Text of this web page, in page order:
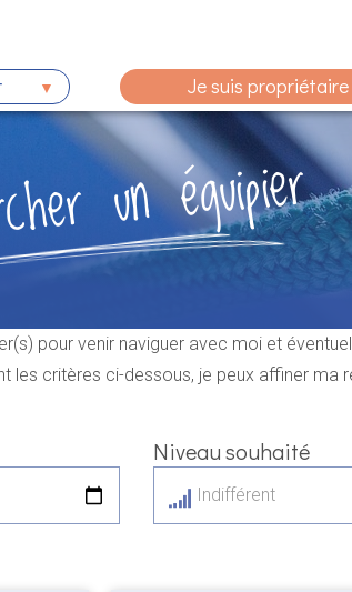
Je suis propriétaire
un équipier
pour venir naviguer avec moi et
les critères ci-dessous, je peux affiner ma
Niveau souhaité
Indifférent